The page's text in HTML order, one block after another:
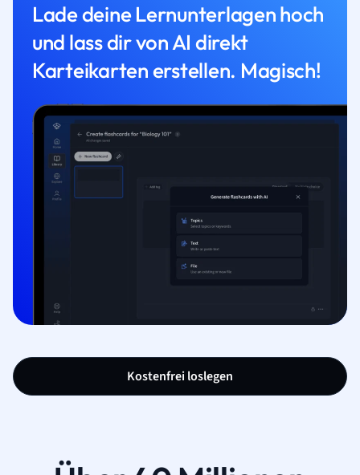
Lade deine Lernunterlagen hoch
und lass dir von AI direkt
Karteikarten erstellen. Magisch!
Kostenfrei loslegen